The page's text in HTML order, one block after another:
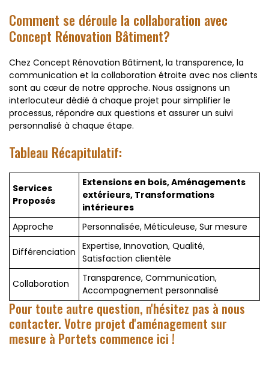
Comment se déroule la collaboration avec
Concept Rénovation Bâtiment?
Chez Concept Rénovation Bâtiment, la transparence, la
communication et la collaboration étroite avec nos clients
sont au cœur de notre approche. Nous assignons un
interlocuteur dédié à chaque projet pour simplifier le
processus, répondre aux questions et assurer un suivi
personnalisé à chaque étape.
Tableau Récapitulatif:
Services
Proposés
Extensions en bois, Aménagements
extérieurs, Transformations
intérieures
Approche
Personnalisée, Méticuleuse, Sur mesure
Différenciation Expertise, Innovation, Qualité,
Satisfaction clientèle
Collaboration
Transparence, Communication,
Accompagnement personnalisé
Pour toute autre question, n'hésitez pas à nous
contacter. Votre projet d'aménagement sur
mesure à Portets commence ici !